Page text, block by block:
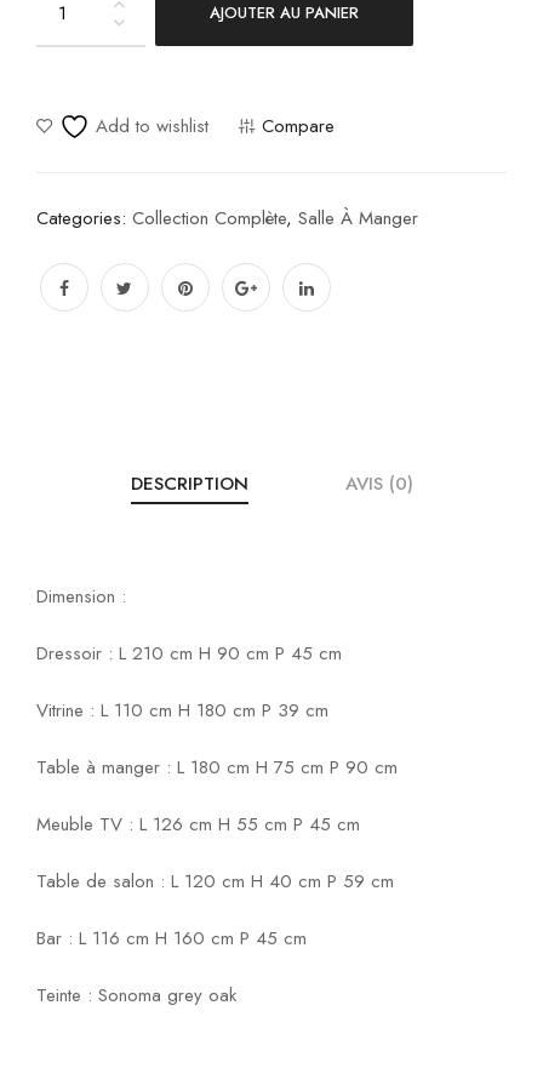
Enzo
quantity
AJOUTER AU PANIER
Add to wishlist Compare
Categories: Collection Complète, Salle À Manger
DESCRIPTION AVIS (0)
Dimension :
Dressoir : L 210 cm H 90 cm P 45 cm
Vitrine : L 110 cm H 180 cm P 39 cm
Table à manger : L 180 cm H 75 cm P 90 cm
Meuble TV : L 126 cm H 55 cm P 45 cm
Table de salon : L 120 cm H 40 cm P 59 cm
Bar : L 116 cm H 160 cm P 45 cm
Teinte : Sonoma grey oak